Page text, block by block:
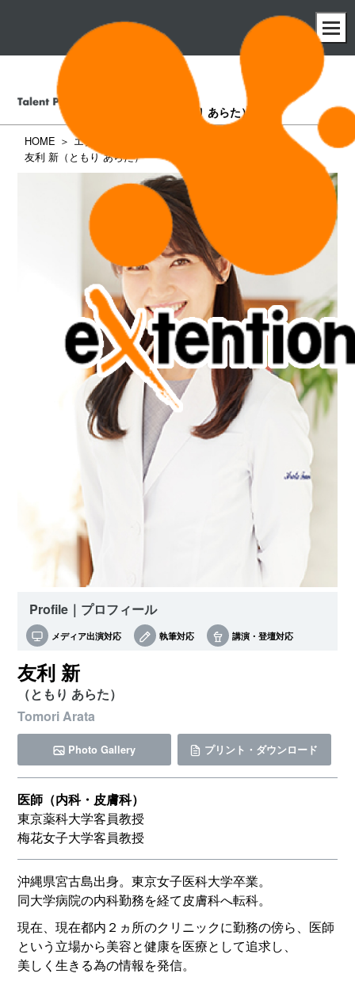
（ともり あらた）
HOME
エクステンション所属タレント一覧
友利 新（ともり あらた）
Profile｜プロフィール
メディア出演対応 執筆対応 講演・登壇対応
友利 新
（ともり あらた）
Tomori Arata
Photo Gallery プリント・ダウンロード
医師（内科・皮膚科）
東京薬科大学客員教授
梅花女子大学客員教授
沖縄県宮古島出身。東京女子医科大学卒業。
同大学病院の内科勤務を経て皮膚科へ転科。
現在、現在都内２ヵ所のクリニックに勤務の傍ら、医師
という立場から美容と健康を医療として追求し、
美しく生きる為の情報を発信。